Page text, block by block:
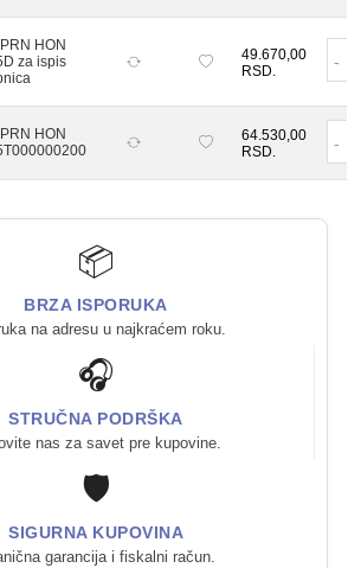
HON
za ispis
49.670,00
RSD.
-
HON
64.530,00
RSD.
-
📦
BRZA ISPORUKA
na adresu u najkraćem roku.
🎧
STRUČNA PODRŠKA
nas za savet pre kupovine.
🛡️
SIGURNA KUPOVINA
garancija i fiskalni račun.